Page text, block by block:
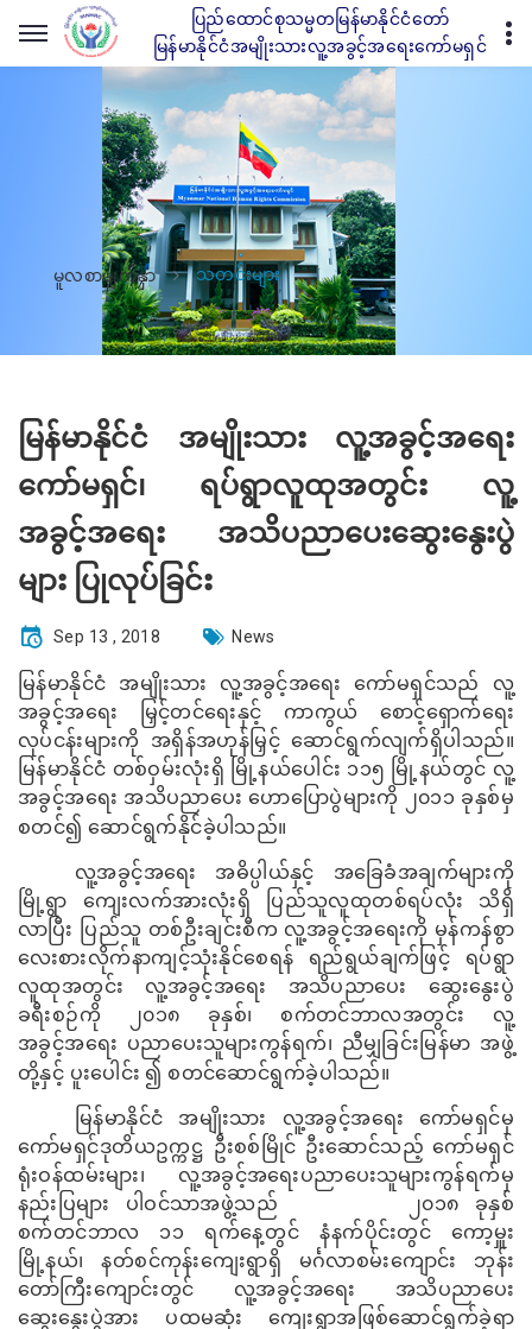
ပြည်ထောင်စုသမ္မတမြန်မာနိုင်ငံတော်
မြန်မာနိုင်ငံအမျိုးသားလူ့အခွင့်အရေးကော်မရှင်
မူလစာမျက်နှာ သတင်းများ
မြန်မာနိုင်ငံ အမျိုးသား လူ့အခွင့်အရေး
ကော်မရှင်၊ ရပ်ရွာလူထုအတွင်း လူ့
အခွင့်အရေး အသိပညာပေးဆွေးနွေးပွဲ
များ ပြုလုပ်ခြင်း
Sep 13 , 2018 News
မြန်မာနိုင်ငံ အမျိုးသား လူ့အခွင့်အရေး ကော်မရှင်သည် လူ့
အခွင့်အရေး မြှင့်တင်ရေးနှင့် ကာကွယ် စောင့်ရှောက်ရေး
လုပ်ငန်းများကို အရှိန်အဟုန်မြှင့် ဆောင်ရွက်လျက်ရှိပါသည်။
မြန်မာနိုင်ငံ တစ်ဝှမ်းလုံးရှိ မြို့နယ်ပေါင်း ၁၁၅ မြို့နယ်တွင် လူ့
အခွင့်အရေး အသိပညာပေး ဟောပြောပွဲများကို ၂၀၁၁ ခုနှစ်မှ
စတင်၍ ဆောင်ရွက်နိုင်ခဲ့ပါသည်။
လူ့အခွင့်အရေး အဓိပ္ပါယ်နှင့် အခြေခံအချက်များကို
မြို့ရွာ ကျေးလက်အားလုံးရှိ ပြည်သူလူထုတစ်ရပ်လုံး သိရှိ
လာပြီး ပြည်သူ တစ်ဦးချင်းစီက လူ့အခွင့်အရေးကို မှန်ကန်စွာ
လေးစားလိုက်နာကျင့်သုံးနိုင်စေရန် ရည်ရွယ်ချက်ဖြင့် ရပ်ရွာ
လူထုအတွင်း လူ့အခွင့်အရေး အသိပညာပေး ဆွေးနွေးပွဲ
ခရီးစဉ်ကို ၂၀၁၈ ခုနှစ်၊ စက်တင်ဘာလအတွင်း လူ့
အခွင့်အရေး ပညာပေးသူများကွန်ရက်၊ ညီမျှခြင်းမြန်မာ အဖွဲ့
တို့နှင့် ပူးပေါင်း ၍ စတင်ဆောင်ရွက်ခဲ့ပါသည်။
မြန်မာနိုင်ငံ အမျိုးသား လူ့အခွင့်အရေး ကော်မရှင်မှ
ကော်မရှင်ဒုတိယဥက္ကဋ္ဌ ဦးစစ်မြိုင် ဦးဆောင်သည့် ကော်မရှင်
ရုံးဝန်ထမ်းများ၊ လူ့အခွင့်အရေးပညာပေးသူများကွန်ရက်မှ
နည်းပြများ ပါဝင်သာအဖွဲ့သည်
၂၀၁၈ ခုနှစ်
စက်တင်ဘာလ ၁၁ ရက်နေ့တွင် နံနက်ပိုင်းတွင် ကော့မှူး
မြို့နယ်၊ နတ်စင်ကုန်းကျေးရွာရှိ မင်္ဂလာစမ်းကျောင်း ဘုန်း
တော်ကြီးကျောင်းတွင် လူ့အခွင့်အရေး အသိပညာပေး
ဆွေးနွေးပွဲအား ပထမဆုံး ကျေးရွာအဖြစ်ဆောင်ရွက်ခဲ့ရာ